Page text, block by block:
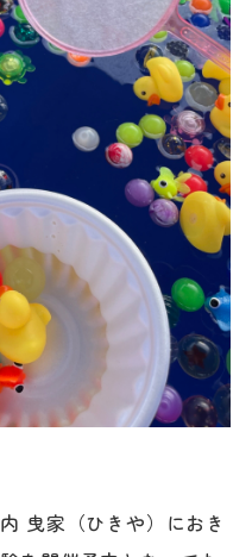
曳家（ひきや）におき